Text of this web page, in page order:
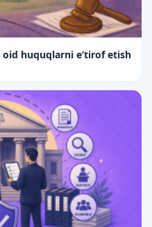
huquqlarni e’tirof etish